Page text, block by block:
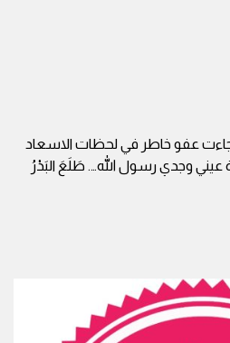
جاءت عفو خاطر في لحظات الاسعاد
عيني وجدي رسول الله…. طَلَعَ البَدْرُ